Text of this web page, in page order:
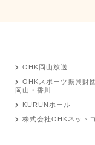
OHK岡山放送
OHKスポーツ振興財
岡山・香川
KURUNホール
株式会社OHKネット